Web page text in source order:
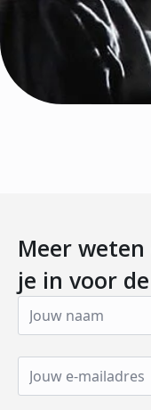
Meer
je in voor